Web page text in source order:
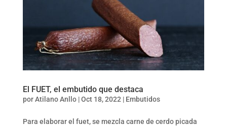
El FUET, el embutido que destaca
porAtilano Anllo|Oct 18, 2022 | Embutidos
Para elaborar el fuet, se mezcla carne de cerdo picada